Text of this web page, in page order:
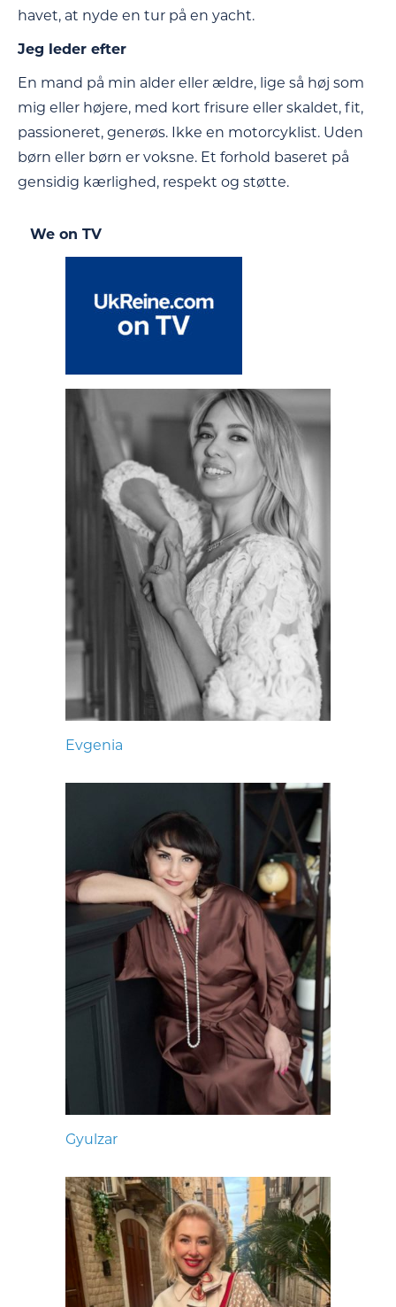
havet, at nyde en tur på en yacht.
Jeg leder efter
En mand på min alder eller ældre, lige så høj som
mig eller højere, med kort frisure eller skaldet, fit,
passioneret, generøs. Ikke en motorcyklist. Uden
børn eller børn er voksne. Et forhold baseret på
gensidig kærlighed, respekt og støtte.
We on TV
Evgenia
Gyulzar